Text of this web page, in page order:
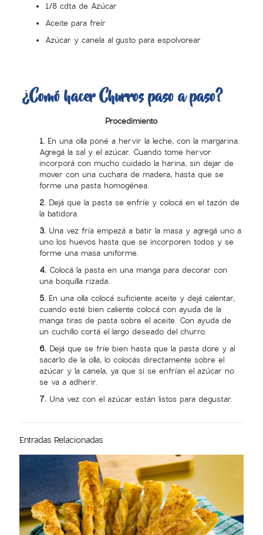
1/8 cdta de Azúcar
Aceite para freír
Azúcar y canela al gusto para espolvorear
¿Comó hacer Churros paso a paso?
Procedimiento
1.En una olla poné a hervir la leche, con la margarina.
Agregá la sal y el azúcar. Cuando tome hervor
incorporá con mucho cuidado la harina, sin dejar de
mover con una cuchara de madera, hasta que se
forme una pasta homogénea.
2.Dejá que la pasta se enfríe y colocá en el tazón de
la batidora.
3.Una vez fría empezá a batir la masa y agregá uno a
uno los huevos hasta que se incorporen todos y se
forme una masa uniforme.
4.Colocá la pasta en una manga para decorar con
una boquilla rizada.
5.En una olla colocá suficiente aceite y dejá calentar,
cuando esté bien caliente colocá con ayuda de la
manga tiras de pasta sobre el aceite. Con ayuda de
un cuchillo cortá el largo deseado del churro.
6.Dejá que se fríe bien hasta que la pasta dore y al
sacarlo de la olla, lo colocás directamente sobre el
azúcar y la canela, ya que si se enfrían el azúcar no
se va a adherir.
7.Una vez con el azúcar están listos para degustar.
Entradas Relacionadas